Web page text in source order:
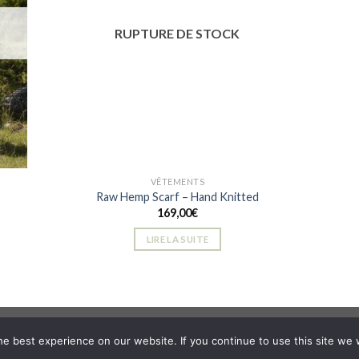
choisies
RUPTURE DE STOCK
VÊTEMENTS
Raw Hemp Scarf – Hand Knitted
169,00€
LIRE LA SUITE
best experience on our website. If you continue to use this site we